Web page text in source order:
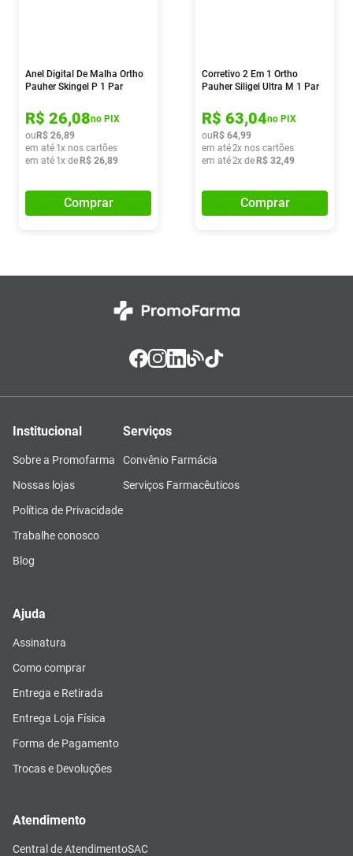
Anel Digital De Malha Ortho
Pauher Skingel P 1 Par
R$ 26,08no PIX
ou R$ 26,89
em até 1x nos cartões
em até 1x de R$ 26,89
Comprar
Corretivo 2 Em 1 Ortho
Pauher Siligel Ultra M 1 Par
R$ 63,04no PIX
ou R$ 64,99
em até2x nos cartões
em até2x de R$ 32,49
Comprar
Institucional
Sobre a Promofarma
Nossas lojas
Política de Privacidade
Trabalhe conosco
Blog
Serviços
Convênio Farmácia
Serviços Farmacêuticos
Ajuda
Assinatura
Como comprar
Entrega e Retirada
Entrega Loja Física
Forma de Pagamento
Trocas e Devoluções
Atendimento
Central de AtendimentoSAC